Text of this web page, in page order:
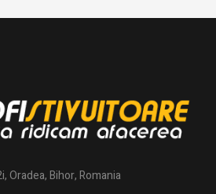
Oradea, Bihor, Romania